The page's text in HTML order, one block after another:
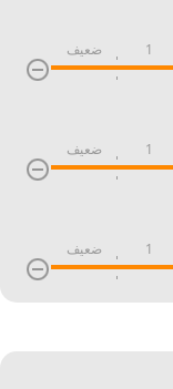
ضعیف 1
ضعیف 1
ضعیف 1